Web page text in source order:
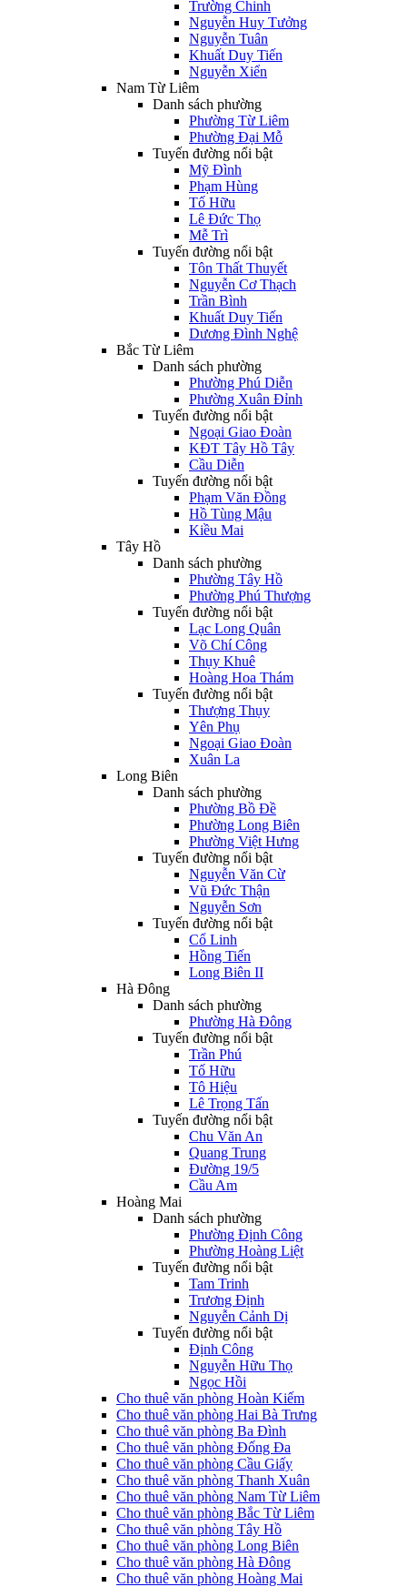
Trường Chinh
Nguyễn Huy Tưởng
Nguyễn Tuân
Khuất Duy Tiến
Nguyễn Xiển
Nam Từ Liêm
Danh sách phường
Phường Từ Liêm
Phường Đại Mỗ
Tuyến đường nổi bật
Mỹ Đình
Phạm Hùng
Tố Hữu
Lê Đức Thọ
Mễ Trì
Tuyến đường nổi bật
Tôn Thất Thuyết
Nguyễn Cơ Thạch
Trần Bình
Khuất Duy Tiến
Dương Đình Nghệ
Bắc Từ Liêm
Danh sách phường
Phường Phú Diễn
Phường Xuân Đỉnh
Tuyến đường nổi bật
Ngoại Giao Đoàn
KĐT Tây Hồ Tây
Cầu Diễn
Tuyến đường nổi bật
Phạm Văn Đồng
Hồ Tùng Mậu
Kiều Mai
Tây Hồ
Danh sách phường
Phường Tây Hồ
Phường Phú Thượng
Tuyến đường nổi bật
Lạc Long Quân
Võ Chí Công
Thụy Khuê
Hoàng Hoa Thám
Tuyến đường nổi bật
Thượng Thụy
Yên Phụ
Ngoại Giao Đoàn
Xuân La
Long Biên
Danh sách phường
Phường Bồ Đề
Phường Long Biên
Phường Việt Hưng
Tuyến đường nổi bật
Nguyễn Văn Cừ
Vũ Đức Thận
Nguyễn Sơn
Tuyến đường nổi bật
Cổ Linh
Hồng Tiến
Long Biên II
Hà Đông
Danh sách phường
Phường Hà Đông
Tuyến đường nổi bật
Trần Phú
Tố Hữu
Tô Hiệu
Lê Trọng Tấn
Tuyến đường nổi bật
Chu Văn An
Quang Trung
Đường 19/5
Cầu Am
Hoàng Mai
Danh sách phường
Phường Định Công
Phường Hoàng Liệt
Tuyến đường nổi bật
Tam Trinh
Trương Định
Nguyễn Cảnh Dị
Tuyến đường nổi bật
Định Công
Nguyễn Hữu Thọ
Ngọc Hồi
Cho thuê văn phòng Hoàn Kiếm
Cho thuê văn phòng Hai Bà Trưng
Cho thuê văn phòng Ba Đình
Cho thuê văn phòng Đống Đa
Cho thuê văn phòng Cầu Giấy
Cho thuê văn phòng Thanh Xuân
Cho thuê văn phòng Nam Từ Liêm
Cho thuê văn phòng Bắc Từ Liêm
Cho thuê văn phòng Tây Hồ
Cho thuê văn phòng Long Biên
Cho thuê văn phòng Hà Đông
Cho thuê văn phòng Hoàng Mai